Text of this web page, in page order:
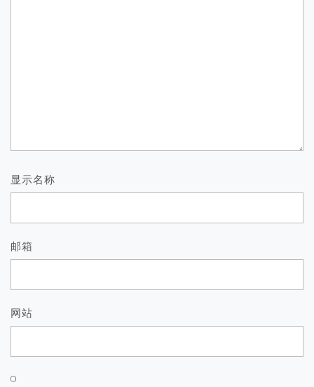
显示名称
邮箱
网站